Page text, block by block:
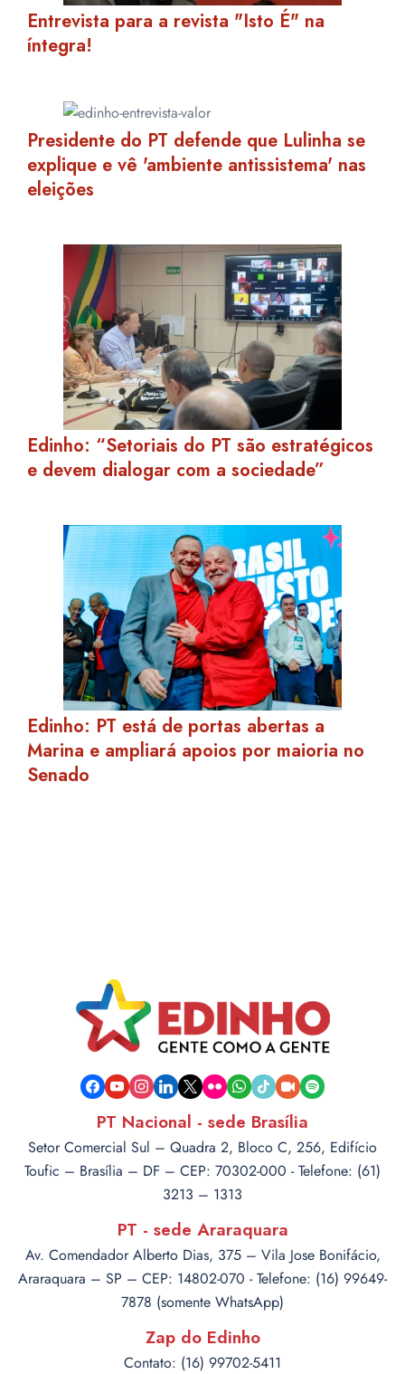
Entrevista para a revista "Isto É" na
íntegra!
Presidente do PT defende que Lulinha se
explique e vê 'ambiente antissistema' nas
eleições
Edinho: “Setoriais do PT são estratégicos
e devem dialogar com a sociedade”
Edinho: PT está de portas abertas a
Marina e ampliará apoios por maioria no
Senado
facebook
youtubeinstagram
linkedin
x flickrwhatsapp
tiktokvideo-spotify
PT Nacional - sede Brasília
Setor Comercial Sul – Quadra 2, Bloco C, 256, Edifício
Toufic – Brasília – DF – CEP: 70302-000 - Telefone: (61)
3213 – 1313
PT - sede Araraquara
Av. Comendador Alberto Dias, 375 – Vila Jose Bonifácio,
Araraquara – SP – CEP: 14802-070 - Telefone: (16) 99649-
7878 (somente WhatsApp)
Zap do Edinho
Contato: (16) 99702-5411